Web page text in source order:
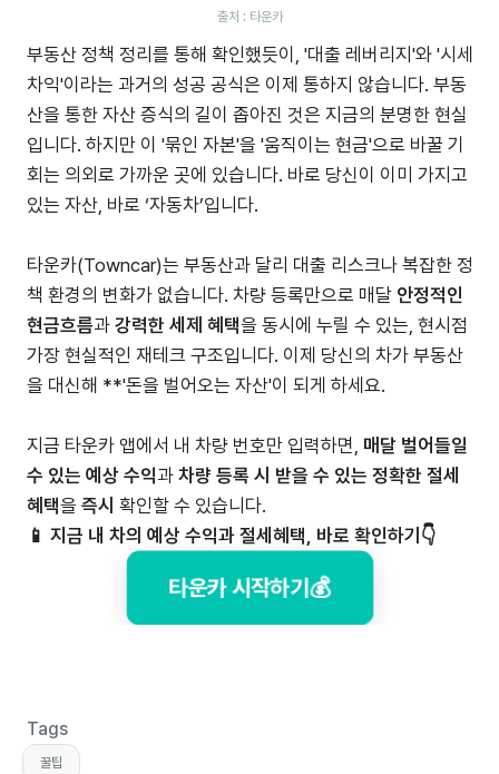
출처 : 타운카
부동산 정책 정리를 통해 확인했듯이, '대출 레버리지'와 '시세
차익'이라는 과거의 성공 공식은 이제 통하지 않습니다. 부동
산을 통한 자산 증식의 길이 좁아진 것은 지금의 분명한 현실
입니다. 하지만 이 '묶인 자본'을 '움직이는 현금'으로 바꿀 기
회는 의외로 가까운 곳에 있습니다. 바로 당신이 이미 가지고
있는 자산, 바로 ‘자동차’입니다.
타운카(Towncar)는 부동산과 달리 대출 리스크나 복잡한 정
책 환경의 변화가 없습니다. 차량 등록만으로 매달 안정적인
현금흐름과 강력한 세제 혜택을 동시에 누릴 수 있는, 현시점
가장 현실적인 재테크 구조입니다. 이제 당신의 차가 부동산
을 대신해 **'돈을 벌어오는 자산'이 되게 하세요.
지금 타운카 앱에서 내 차량 번호만 입력하면, 매달 벌어들일
수 있는 예상 수익과 차량 등록 시 받을 수 있는 정확한 절세
혜택을 즉시 확인할 수 있습니다.
📱 지금 내 차의 예상 수익과 절세혜택, 바로 확인하기👇
타운카 시작하기💰
Tags
꿀팁